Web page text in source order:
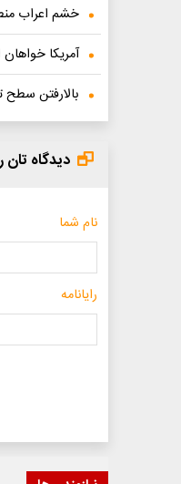
خشم اعراب
آمریکا
بالارفتن سطح
دیدگاه تان
نام شما
رایانامه